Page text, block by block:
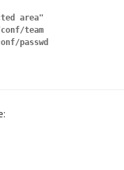
area"
team
passwd